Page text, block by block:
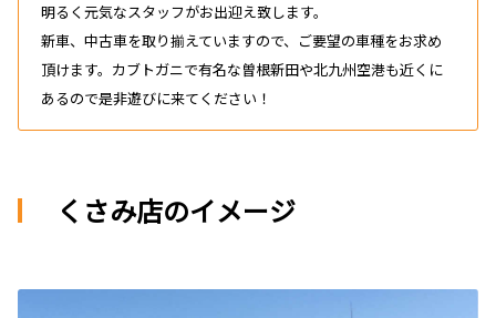
明るく元気なスタッフがお出迎え致します。
新車、中古車を取り揃えていますので、ご要望の車種をお求め
頂けます。カブトガニで有名な曽根新田や北九州空港も近くに
あるので是非遊びに来てください！
くさみ店のイメージ